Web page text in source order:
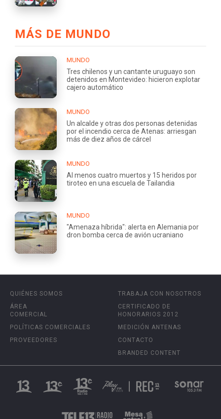
MÁS DE MUNDO
MUNDO
Tres chilenos y un cantante uruguayo son
detenidos en Montevideo: hicieron explotar
cajero automático
MUNDO
Un alcalde y otras dos personas detenidas
por el incendio cerca de Atenas: arriesgan
más de diez años de cárcel
MUNDO
Al menos cuatro muertos y 15 heridos por
tiroteo en una escuela de Tailandia
MUNDO
"Amenaza híbrida": alerta en Alemania por
dron bomba cerca de avión ucraniano
QUIÉNES SOMOS
ÁREA
COMERCIAL
POLÍTICAS COMERCIALES
PROVEEDORES
TRABAJA CON NOSOTROS
CERTIFICADO DE
HONORARIOS 2012
MEDICIÓN ANTENAS
CONTACTO
BRANDED CONTENT